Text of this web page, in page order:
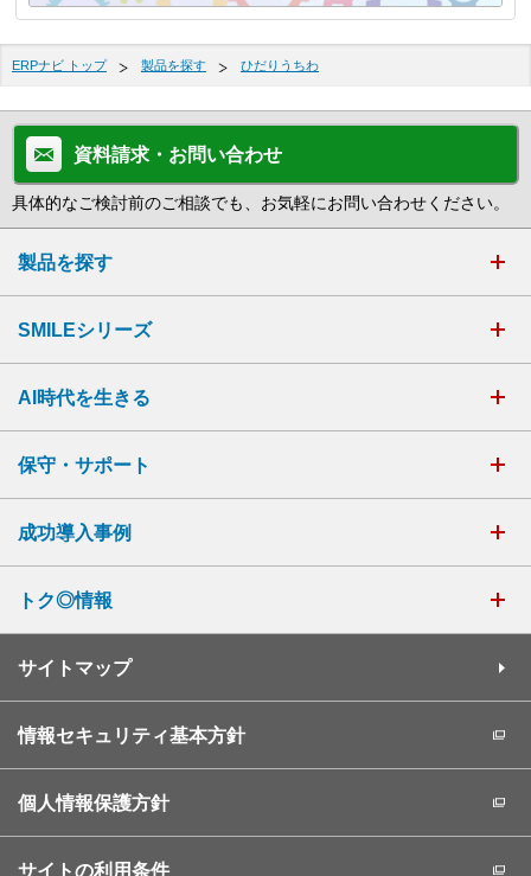
ERPナビ トップ 製品を探す ひだりうちわ
資料請求・お問い合わせ
具体的なご検討前のご相談でも、お気軽にお問い合わせください。
製品を探す
SMILEシリーズ
AI時代を生きる
保守・サポート
成功導入事例
トク◎情報
サイトマップ
情報セキュリティ基本方針
個人情報保護方針
サイトの利用条件